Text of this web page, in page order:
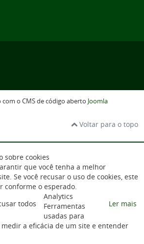
com o CMS de código aberto Joomla
Voltar para o topo
sobre cookies
que você tenha a melhor
Se você recusar o uso de cookies, este
conforme o esperado.
todos Ler mais
Analytics
Ferramentas
usadas para
a eficácia de um site e entender